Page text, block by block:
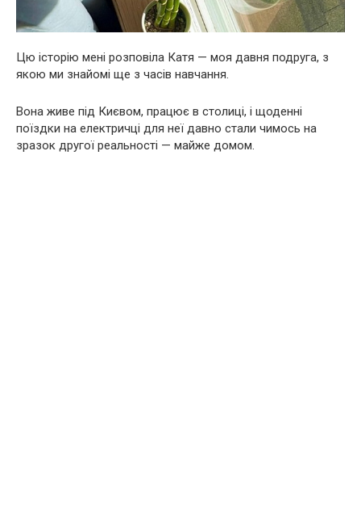
Цю історію мені розповіла Катя — моя давня подруга, з
якою ми знайомі ще з часів навчання.
Вона живе під Києвом, працює в столиці, і щоденні
поїздки на електричці для неї давно стали чимось на
зразок другої реальності — майже домом.